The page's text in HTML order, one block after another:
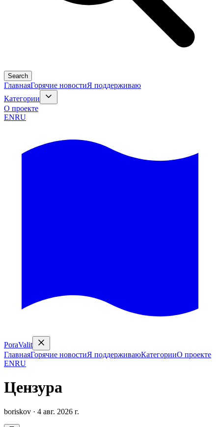
Search
ГлавнаяГорячие новостиЯ поддерживаю
Категории
О проекте
ENRU
PoraValit
ГлавнаяГорячие новостиЯ поддерживаюКатегорииО проекте
ENRU
Цензура
boriskov · 4 авг. 2026 г.